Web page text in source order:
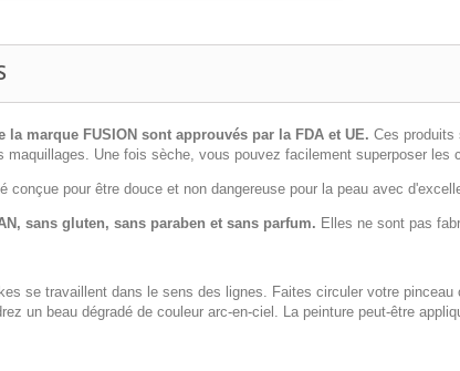
la marque FUSION sont approuvés par la FDA et UE. Ces produits
maquillages. Une fois sèche, vous pouvez facilement superposer
conçue pour être douce et non dangereuse pour la peau avec
sans gluten, sans paraben et sans parfum. Elles ne sont pas
se travaillent dans le sens des lignes. Faites circuler votre
un beau dégradé de couleur arc-en-ciel. La peinture peut-être